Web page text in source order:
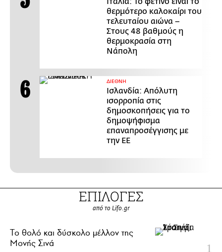
θερμότερο καλοκαίρι του
τελευταίου αιώνα –
Στους 48 βαθμούς η
θερμοκρασία στη
Νάπολη
ΔΙΕΘΝΗ
Ισλανδία: Απόλυτη
ισορροπία στις
δημοσκοπήσεις για το
δημοψήφισμα
επαναπροσέγγισης με
την ΕΕ
ΕΠΙΛΟΓΕΣ
από το Lifo.gr
Το θολό και δύσκολο μέλλον της
Μονής Σινά